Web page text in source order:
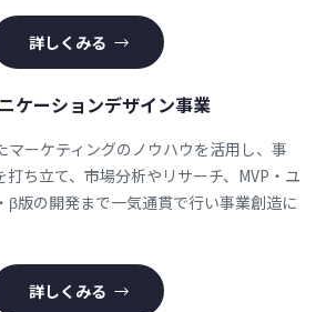
詳しくみる
ケーションデザイン事業
マーケティングのノウハウを活用し、事
ち立て、市場分析やリサーチ、MVP・ユ
β版の開発まで一気通貫で行い事業創造に
詳しくみる